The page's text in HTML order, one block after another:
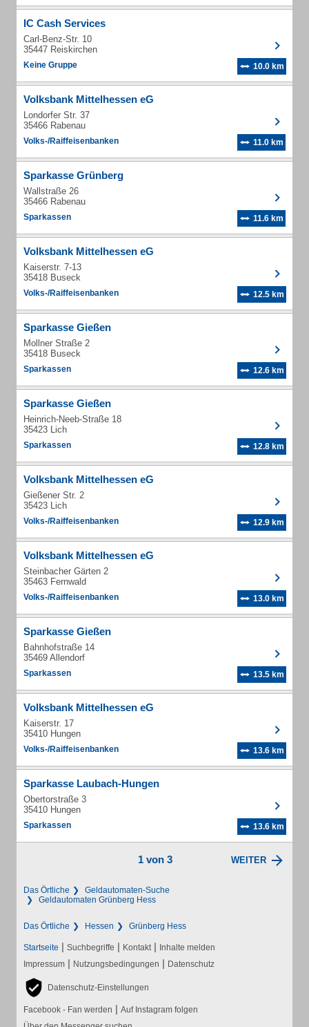
IC Cash Services
Carl-Benz-Str. 10
35447 Reiskirchen
Keine Gruppe 10.0 km
Volksbank Mittelhessen eG
Londorfer Str. 37
35466 Rabenau
Volks-/Raiffeisenbanken 11.0 km
Sparkasse Grünberg
Wallstraße 26
35466 Rabenau
Sparkassen 11.6 km
Volksbank Mittelhessen eG
Kaiserstr. 7-13
35418 Buseck
Volks-/Raiffeisenbanken 12.5 km
Sparkasse Gießen
Mollner Straße 2
35418 Buseck
Sparkassen 12.6 km
Sparkasse Gießen
Heinrich-Neeb-Straße 18
35423 Lich
Sparkassen 12.8 km
Volksbank Mittelhessen eG
Gießener Str. 2
35423 Lich
Volks-/Raiffeisenbanken 12.9 km
Volksbank Mittelhessen eG
Steinbacher Gärten 2
35463 Fernwald
Volks-/Raiffeisenbanken 13.0 km
Sparkasse Gießen
Bahnhofstraße 14
35469 Allendorf
Sparkassen 13.5 km
Volksbank Mittelhessen eG
Kaiserstr. 17
35410 Hungen
Volks-/Raiffeisenbanken 13.6 km
Sparkasse Laubach-Hungen
Obertorstraße 3
35410 Hungen
Sparkassen 13.6 km
1 von 3 WEITER
Das Örtliche
Geldautomaten-Suche
Geldautomaten Grünberg Hess
Das Örtliche Hessen Grünberg Hess
Startseite | Suchbegriffe | Kontakt | Inhalte melden
Impressum | Nutzungsbedingungen | Datenschutz
Datenschutz-Einstellungen
Facebook - Fan werden | Auf Instagram folgen